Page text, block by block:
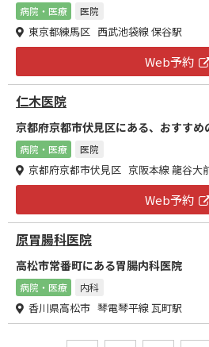
病院・医療 医院
東京都練馬区 西武池袋線 保谷駅
Web予約
仁木医院
京都府京都市伏見区にある、おすすめ
病院・医療 医院
京都府京都市伏見区 京阪本線 龍谷大
Web予約
原胃腸科医院
高松市常番町にある胃腸内科医院
病院・医療 内科
香川県高松市 琴電琴平線 瓦町駅